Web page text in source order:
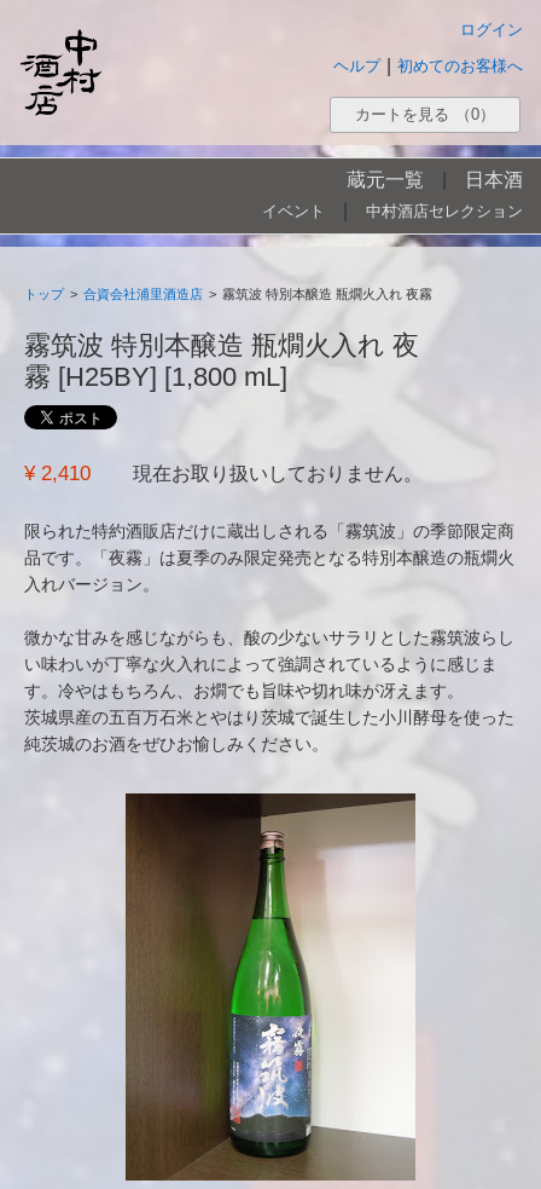
ログイン
初めてのお客様へ
ヘルプ
カートを見る （0）
蔵元一覧 日本酒
イベント 中村酒店セレクション
トップ > 合資会社浦里酒造店 > 霧筑波 特別本醸造 瓶燗火入れ 夜霧
霧筑波 特別本醸造 瓶燗火入れ 夜
霧 [H25BY] [1,800 mL]
¥ 2,410 現在お取り扱いしておりません。
限られた特約酒販店だけに蔵出しされる「霧筑波」の季節限定商
品です。「夜霧」は夏季のみ限定発売となる特別本醸造の瓶燗火
入れバージョン。
微かな甘みを感じながらも、酸の少ないサラリとした霧筑波らし
い味わいが丁寧な火入れによって強調されているように感じま
す。冷やはもちろん、お燗でも旨味や切れ味が冴えます。
茨城県産の五百万石米とやはり茨城で誕生した小川酵母を使った
純茨城のお酒をぜひお愉しみください。